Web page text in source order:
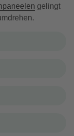
gelingt